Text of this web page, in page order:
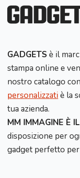
GADGETS è il
stampa online e
nostro catalogo
personalizzatiè la
tua azienda.
MM IMMAGINE È
disposizione per
gadget perfetto